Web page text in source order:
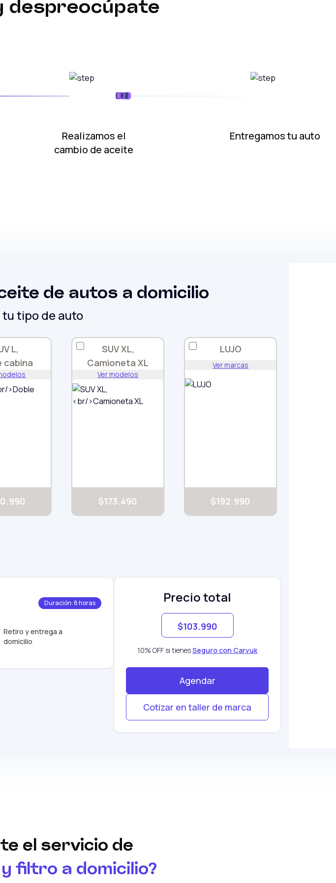
despreocúpate
Realizamos el
cambio de aceite
Entregamos tu auto
de autos a domicilio
tu tipo de auto
L,
cabina
SUV XL,
Camioneta XL
Ver modelos
$173.490
LUJO
Ver marcas
$192.990
Duración: 8 horas
Retiro y entrega a
domicilio
Precio total
$103.990
10% OFF si tienesSeguro con Carvuk
Agendar
Cotizar en taller de marca
el servicio de
filtro a domicilio?